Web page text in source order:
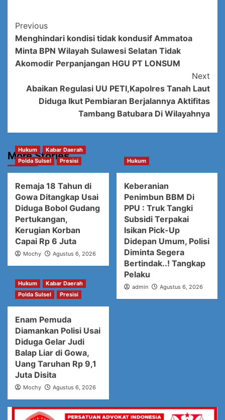
Post
Navigation
Previous
Menghindari kondisi tidak kondusif Ammatoa
Minta BPN Wilayah Sulawesi Selatan Tidak
Akomodir Perpanjangan HGU PT LONSUM
Next
Abaikan Regulasi UU PETI,Kapolres Tanah Laut
Diduga Ikut Pembiaran Berjalannya Aktifitas
Tambang Batubara Di Wilayahnya
More Stories
Hukum
Kabar Daerah
Polda Sulsel
Presisi
Remaja 18 Tahun di
Gowa Ditangkap Usai
Diduga Bobol Gudang
Pertukangan,
Kerugian Korban
Capai Rp 6 Juta
Mochy Agustus 6, 2026
Hukum
Keberanian
Penimbun BBM Di
PPU : Truk Tangki
Subsidi Terpakai
Isikan Pick-Up
Didepan Umum, Polisi
Diminta Segera
Bertindak..! Tangkap
Pelaku
admin Agustus 6, 2026
Hukum
Kabar Daerah
Polda Sulsel
Presisi
Enam Pemuda
Diamankan Polisi Usai
Diduga Gelar Judi
Balap Liar di Gowa,
Uang Taruhan Rp 9,1
Juta Disita
Mochy Agustus 6, 2026